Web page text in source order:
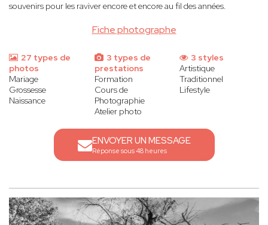
Fiche photographe
souvenirs pour les raviver encore et encore au fil des années.
27 types de
photos
Mariage
Grossesse
Naissance
3 types de
prestations
Formation
Cours de
Photographie
Atelier photo
3 styles
Artistique
Traditionnel
Lifestyle
ENVOYER UN MESSAGE
Réponse sous 48 heures